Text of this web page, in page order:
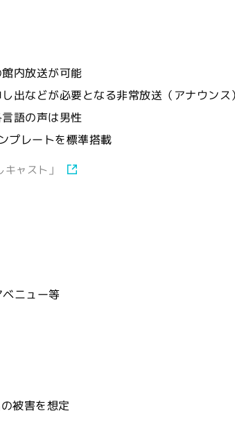
内放送が可能
出などが必要となる非常放送（アナウンス
語の声は男性
プレートを標準搭載
ャスト」
ニュー等
被害を想定